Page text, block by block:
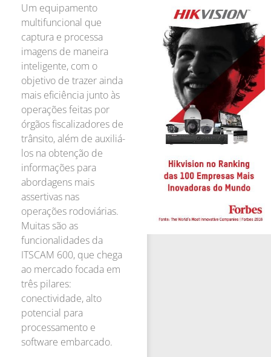
Um equipamento
multifuncional que
captura e processa
imagens de maneira
inteligente, com o
objetivo de trazer ainda
mais eficiência junto às
operações feitas por
órgãos fiscalizadores de
trânsito, além de auxiliá-
los na obtenção de
informações para
abordagens mais
assertivas nas
operações rodoviárias.
Muitas são as
funcionalidades da
ITSCAM 600, que chega
ao mercado focada em
três pilares:
conectividade, alto
potencial para
processamento e
software embarcado.